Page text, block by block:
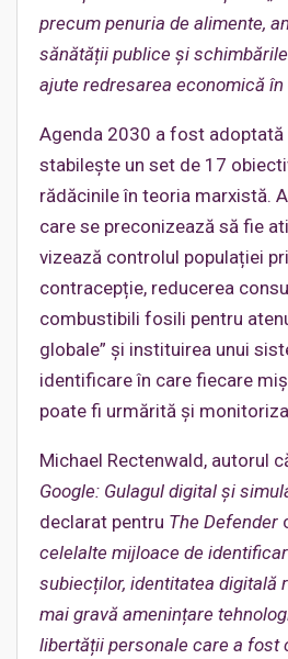
precum penuria de alimente,
sănătății publice și
ajute redresarea economică în
Agenda 2030 a fost adoptată
stabilește un set de 17
rădăcinile în teoria marxistă.
care se preconizează să fie
vizează controlul populației
contracepție, reducerea
combustibili fosili pentru
globale” și instituirea unui
identificare în care fiecare
poate fi urmărită și
Michael Rectenwald, autorul
Google: Gulagul digital și
declarat pentru The Defender
celelalte mijloace de
subiecților, identitatea digitală
mai gravă amenințare
libertății personale care a fost